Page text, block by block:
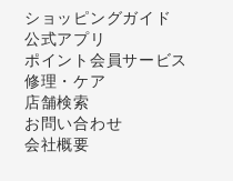
ショッピングガイド
公式アプリ
ポイント会員サービス
修理・ケア
店舗検索
お問い合わせ
会社概要